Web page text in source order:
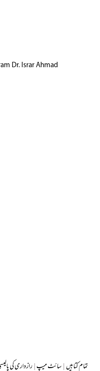
Dr. Israr Ahmad
رازداری کی|سائٹ میپ|تمام کتابیں